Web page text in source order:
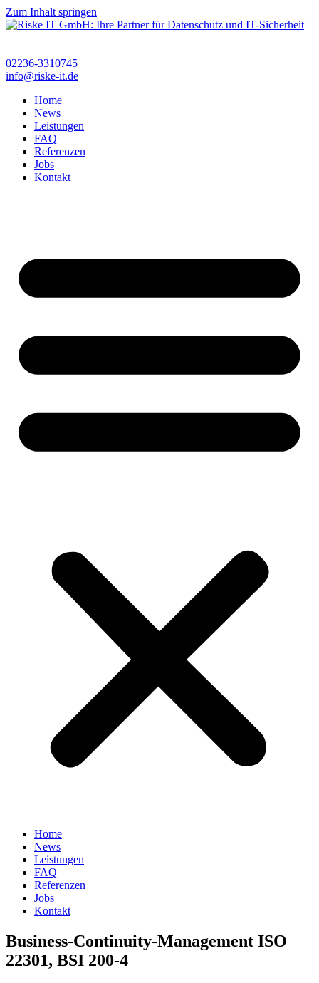
Zum Inhalt springen
02236-3310745
info@riske-it.de
Home
News
Leistungen
FAQ
Referenzen
Jobs
Kontakt
Home
News
Leistungen
FAQ
Referenzen
Jobs
Kontakt
Business-Continuity-Management ISO
22301, BSI 200-4